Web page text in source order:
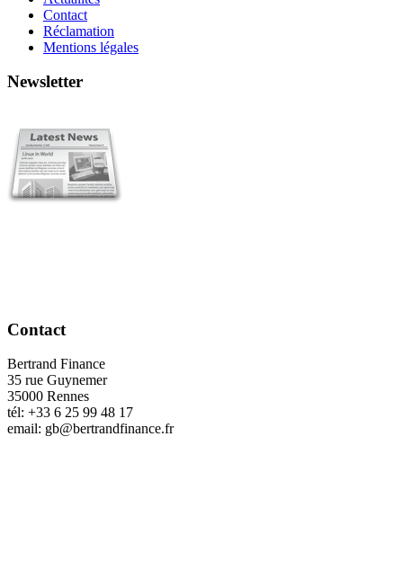
Contact
Réclamation
Mentions légales
Newsletter
Contact
Bertrand Finance
35 rue Guynemer
35000 Rennes
tél: +33 6 25 99 48 17
email: gb@bertrandfinance.fr